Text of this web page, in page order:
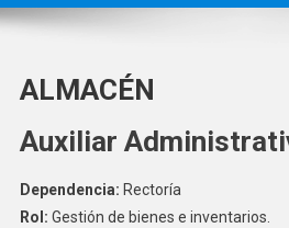
ALMACÉN
Auxiliar
Dependencia: Rectoría
Rol: Gestión de bienes e inventarios.